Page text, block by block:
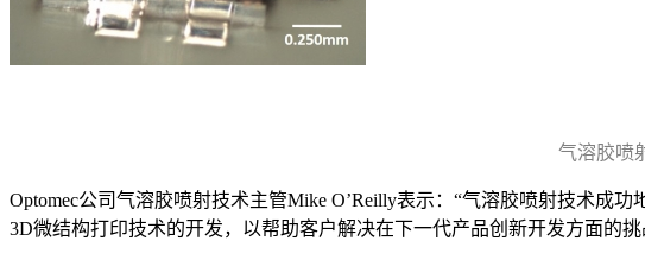
气溶胶喷
Optomec公司气溶胶喷射技术主管Mike O’Reilly表示：“气溶胶喷射技术成
3D微结构打印技术的开发，以帮助客户解决在下一代产品创新开发方面的挑